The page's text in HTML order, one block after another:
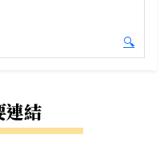
🔍
開始舊
連結